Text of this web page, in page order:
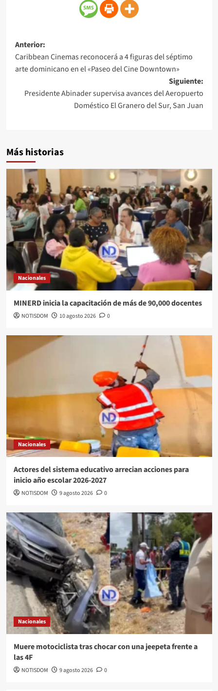
Anterior:
Caribbean Cinemas reconocerá a 4 figuras del séptimo
arte dominicano en el «Paseo del Cine Downtown»
Siguiente:
Presidente Abinader supervisa avances del Aeropuerto
Doméstico El Granero del Sur, San Juan
Más historias
Nacionales
MINERD inicia la capacitación de más de 90,000 docentes
NOTISDOM 10 agosto 2026 0
Nacionales
Actores del sistema educativo arrecian acciones para
inicio año escolar 2026-2027
NOTISDOM 9 agosto 2026 0
Nacionales
Muere motociclista tras chocar con una jeepeta frente a
las 4F
NOTISDOM 9 agosto 2026 0